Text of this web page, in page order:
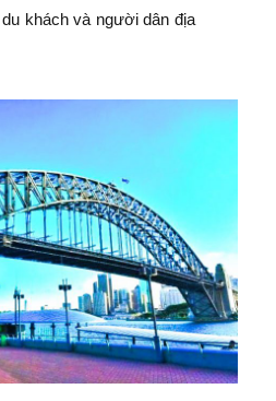
khách và người dân địa